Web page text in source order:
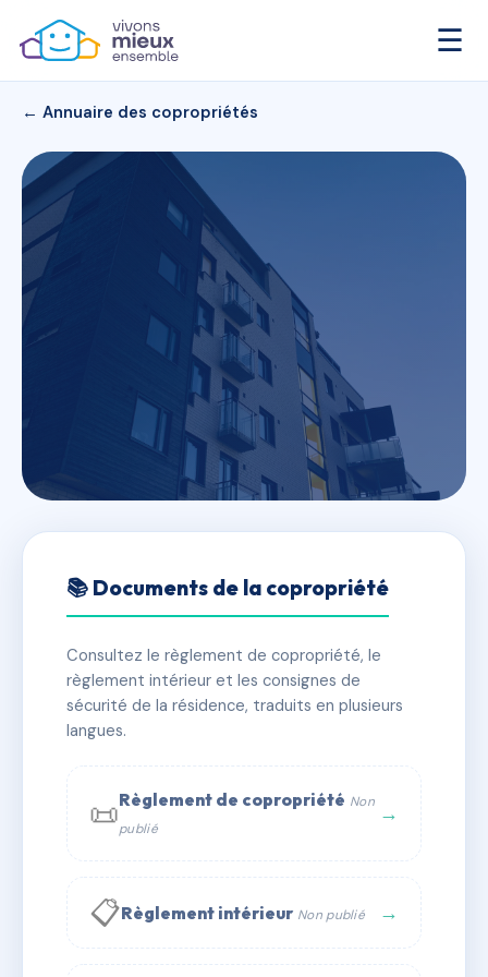
☰
← Annuaire des copropriétés
HUGO - GAILLARD
✓ Immatriculée 🏠 5 lots 🏗 1 bâtiment(s)
📞 Contacter Syndic Digital
📚 Documents de la copropriété
Consultez le règlement de copropriété, le
règlement intérieur et les consignes de
sécurité de la résidence, traduits en plusieurs
langues.
📜Règlement de copropriété Non
publié
→
📋Règlement intérieur Non publié →